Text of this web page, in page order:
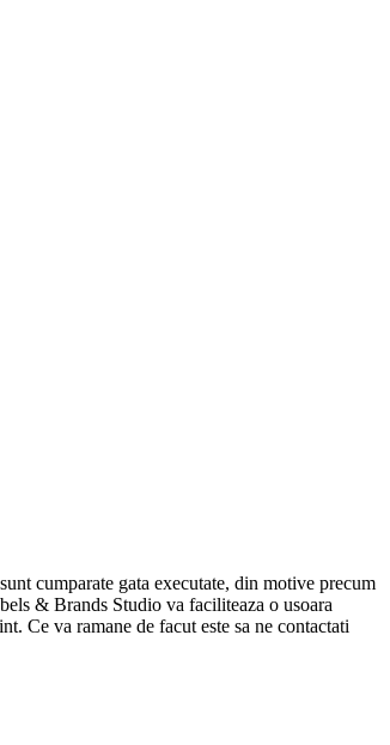
cumparate gata executate, din motive precum
& Brands Studio va faciliteaza o usoara
Ce va ramane de facut este sa ne contactati